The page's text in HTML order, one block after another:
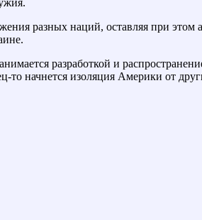
разных наций, оставляя при
разработкой и
то начнется изоляция Америки от